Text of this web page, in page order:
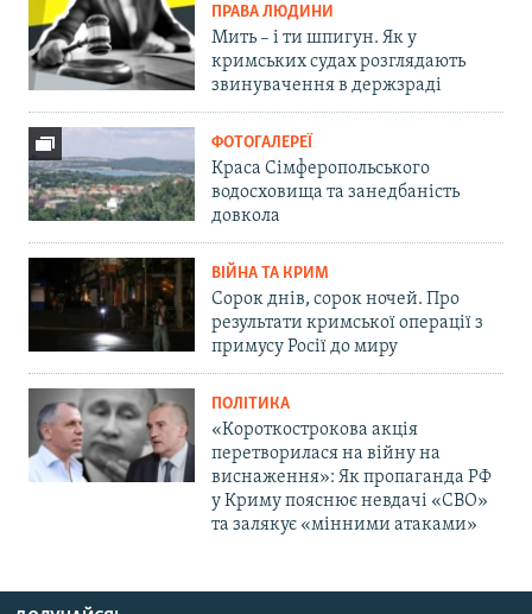
ПРАВА ЛЮДИНИ
Мить – і ти шпигун. Як у
кримських судах розглядають
звинувачення в держзраді
ФОТОГАЛЕРЕЇ
Краса Сімферопольського
водосховища та занедбаність
довкола
ВІЙНА ТА КРИМ
Сорок днів, сорок ночей. Про
результати кримської операції з
примусу Росії до миру
ПОЛІТИКА
«Короткострокова акція
перетворилася на війну на
виснаження»: Як пропаганда РФ
у Криму пояснює невдачі «СВО»
та залякує «мінними атаками»